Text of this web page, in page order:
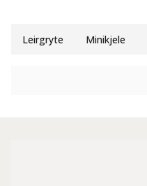
Leirgryte Minikjele